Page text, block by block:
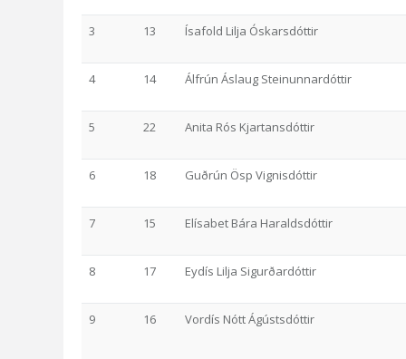
3 13 Ísafold Lilja Óskarsdóttir
4 14 Álfrún Áslaug Steinunnardóttir
5 22 Anita Rós Kjartansdóttir
6 18 Guðrún Ösp Vignisdóttir
7 15 Elísabet Bára Haraldsdóttir
8 17 Eydís Lilja Sigurðardóttir
9 16 Vordís Nótt Ágústsdóttir